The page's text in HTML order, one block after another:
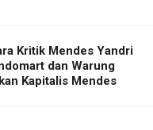
Kritik Mendes Yandri
dan Warung
Kapitalis Mendes